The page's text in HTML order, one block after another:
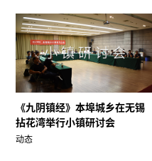
《九阴镇经》本埠城乡在无锡
拈花湾举行小镇研讨会
动态